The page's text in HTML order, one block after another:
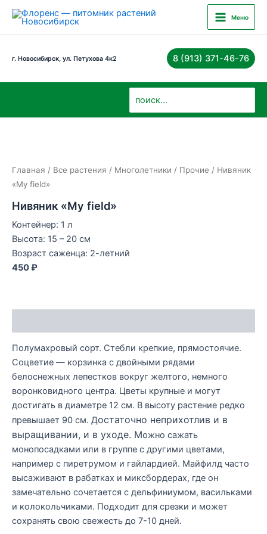
Перейти
Main
Menu
Меню
г. Новосибирск, ул. Петухова 4к2 8 (913) 371-46-76
Главная / Все растения / Многолетники / Прочие / Нивяник
«My field»
Нивяник «My field»
Контейнер: 1 л
Высота: 15 – 20 см
Возраст саженца: 2-летний
450 ₽
Полумахровый сорт. Стебли крепкие, прямостоячие.
Соцветие — корзинка с двойными рядами
белоснежных лепестков вокруг желтого, немного
воронковидного центра. Цветы крупные и могут
достигать в диаметре 12 см. В высоту растение редко
превышает 90 см. Достаточно неприхотлив и в
выращивании, и в уходе. Можно сажать
монопосадками или в группе с другими цветами,
например с пиретрумом и гайлардией. Майфилд часто
высаживают в рабатках и миксбордерах, где он
замечательно сочетается с дельфиниумом, васильками
и колокольчиками. Подходит для срезки и может
сохранять свою свежесть до 7-10 дней.